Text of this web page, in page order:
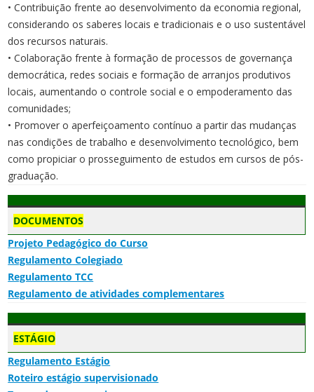
• Contribuição frente ao desenvolvimento da economia regional,
considerando os saberes locais e tradicionais e o uso sustentável
dos recursos naturais.
• Colaboração frente à formação de processos de governança
democrática, redes sociais e formação de arranjos produtivos
locais, aumentando o controle social e o empoderamento das
comunidades;
• Promover o aperfeiçoamento contínuo a partir das mudanças
nas condições de trabalho e desenvolvimento tecnológico, bem
como propiciar o prosseguimento de estudos em cursos de pós-
graduação.
DOCUMENTOS
Projeto Pedagógico do Curso
Regulamento Colegiado
Regulamento TCC
Regulamento de atividades complementares
ESTÁGIO
Regulamento Estágio
Roteiro estágio supervisionado